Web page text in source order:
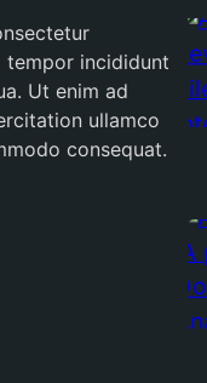
tempor incididunt
Ut enim ad
ullamco
consequat.